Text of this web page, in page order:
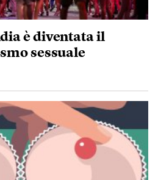
è diventata il
sessuale